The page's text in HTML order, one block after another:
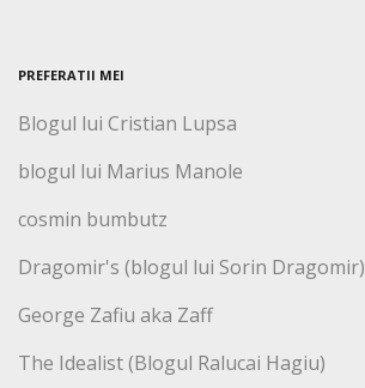
PREFERATII MEI
Blogul lui Cristian Lupsa
blogul lui Marius Manole
cosmin bumbutz
Dragomir's (blogul lui Sorin Dragomir)
George Zafiu aka Zaff
The Idealist (Blogul Ralucai Hagiu)